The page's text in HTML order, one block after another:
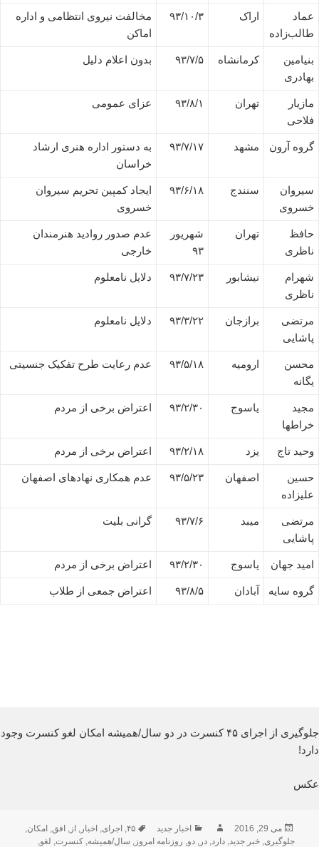
عماد
طالب‌زاده
اراک ۹۳/۱۰/۳
مخالفت نیروی انتظامی و اداره
اماکن
بنیامین
بهادری
کرمانشاه ۹۳/۷/۵ بدون اعلام دلیل
مازیار
فلاحی
تهران ۹۳/۸/۱ عزای عمومی
گروه آرون مشهد ۹۳/۷/۱۷
به دستور اداره هنری ارشاد
خراسان
سیروان
خسروی
سنندج ۹۳/۶/۱۸
ایجاد کمپین تحریم سیروان
خسروی
حافظ
ناظری
تهران
شهریور
۹۳
عدم صدور روادید هنرمندان
خارجی
شهرام
ناظری
نیشابور ۹۳/۷/۲۳ دلایل نامعلوم
مرتضی
پاشایی
برازجان ۹۳/۳/۲۲ دلایل نامعلوم
محسن
یگانه
ارومیه ۹۳/۵/۱۸ عدم رعایت طرح تفکیک جنسیتی
مجید
خراطها
یاسوج ۹۳/۲/۳۰ اعتراض برخی از مردم
وحید تاج یزد ۹۳/۲/۱۸ اعتراض برخی از مردم
حسین
علیزاده
اصفهان ۹۳/۵/۲۳ عدم همکاری نهادهای اصفهان
مرتضی
پاشایی
میبد ۹۳/۷/۶ گرانی بلیت
امید جهان یاسوج ۹۳/۲/۳۰ اعتراض برخی از مردم
گروه سایه آبادان ۹۳/۸/۵ اعتراض جمعی از طلاب
جلوگیری از اجرای ۴۵ کنسرت در دو سال/همیشه امکان لغو کنسرت وجود
دارد!
عکس
ارسال
شده
می 29, 2016 نویسندهدسته‌ها
اخبار جدید برچسب‌ها
۴۵, اجرای, اخبار, از, افق, امکان,
جلوگیری,خبر جدید,دارد,در,دو, روزنامه امروز, سال/همیشه,کنسرت, لغو,